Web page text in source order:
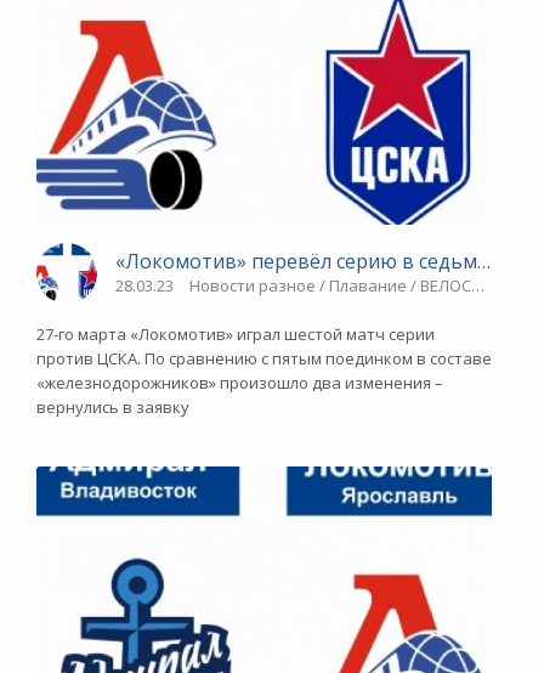
«Локомотив» перевёл серию в седьмой
28.03.23 Новости разное / Плавание / ВЕЛОСПОРТ /
27-го марта «Локомотив» играл шестой матч серии
против ЦСКА. По сравнению с пятым поединком в составе
«железнодорожников» произошло два изменения –
вернулись в заявку